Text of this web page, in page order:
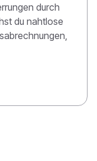
durch
du nahtlose